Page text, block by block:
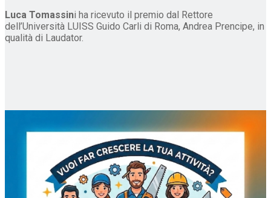
Luca Tomassini ha ricevuto il premio dal Rettore
dell’Università LUISS Guido Carli di Roma, Andrea Prencipe, in
qualità di Laudator.